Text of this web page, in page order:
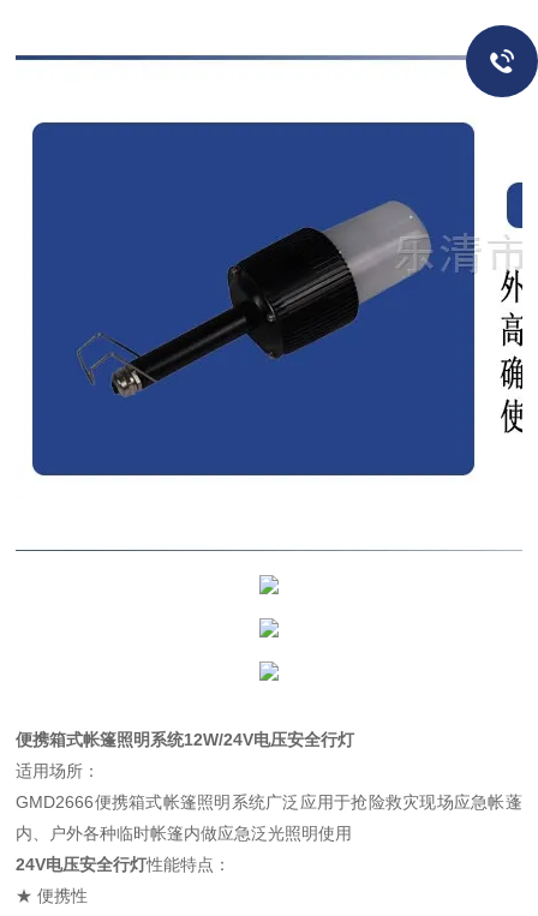
便携箱式帐篷照明系统12W/24V电压安全行灯
适用场所：
GMD2666便携箱式帐篷照明系统广泛应用于抢险救灾现场应急帐蓬
内、户外各种临时帐篷内做应急泛光照明使用
24V电压安全行灯性能特点：
★ 便携性